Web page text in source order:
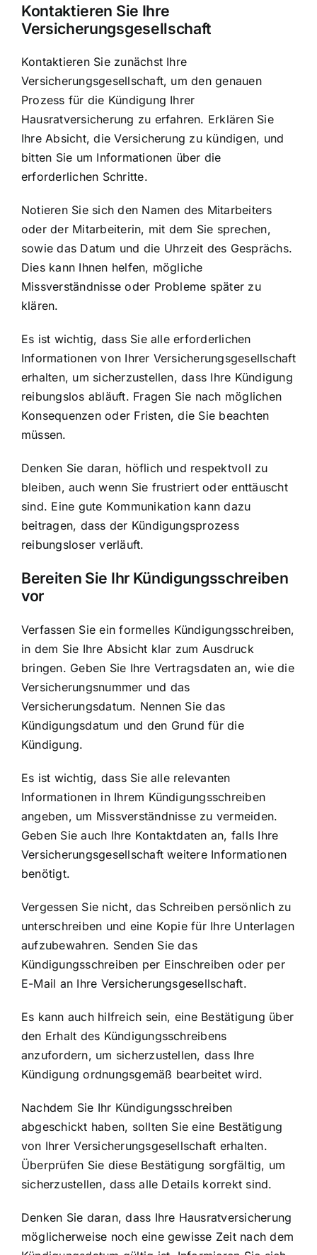
Kontaktieren Sie Ihre
Versicherungsgesellschaft
Kontaktieren Sie zunächst Ihre
Versicherungsgesellschaft, um den genauen
Prozess für die Kündigung Ihrer
Hausratversicherung zu erfahren. Erklären Sie
Ihre Absicht, die Versicherung zu kündigen, und
bitten Sie um Informationen über die
erforderlichen Schritte.
Notieren Sie sich den Namen des Mitarbeiters
oder der Mitarbeiterin, mit dem Sie sprechen,
sowie das Datum und die Uhrzeit des Gesprächs.
Dies kann Ihnen helfen, mögliche
Missverständnisse oder Probleme später zu
klären.
Es ist wichtig, dass Sie alle erforderlichen
Informationen von Ihrer Versicherungsgesellschaft
erhalten, um sicherzustellen, dass Ihre Kündigung
reibungslos abläuft. Fragen Sie nach möglichen
Konsequenzen oder Fristen, die Sie beachten
müssen.
Denken Sie daran, höflich und respektvoll zu
bleiben, auch wenn Sie frustriert oder enttäuscht
sind. Eine gute Kommunikation kann dazu
beitragen, dass der Kündigungsprozess
reibungsloser verläuft.
Bereiten Sie Ihr Kündigungsschreiben
vor
Verfassen Sie ein formelles Kündigungsschreiben,
in dem Sie Ihre Absicht klar zum Ausdruck
bringen. Geben Sie Ihre Vertragsdaten an, wie die
Versicherungsnummer und das
Versicherungsdatum. Nennen Sie das
Kündigungsdatum und den Grund für die
Kündigung.
Es ist wichtig, dass Sie alle relevanten
Informationen in Ihrem Kündigungsschreiben
angeben, um Missverständnisse zu vermeiden.
Geben Sie auch Ihre Kontaktdaten an, falls Ihre
Versicherungsgesellschaft weitere Informationen
benötigt.
Vergessen Sie nicht, das Schreiben persönlich zu
unterschreiben und eine Kopie für Ihre Unterlagen
aufzubewahren. Senden Sie das
Kündigungsschreiben per Einschreiben oder per
E-Mail an Ihre Versicherungsgesellschaft.
Es kann auch hilfreich sein, eine Bestätigung über
den Erhalt des Kündigungsschreibens
anzufordern, um sicherzustellen, dass Ihre
Kündigung ordnungsgemäß bearbeitet wird.
Nachdem Sie Ihr Kündigungsschreiben
abgeschickt haben, sollten Sie eine Bestätigung
von Ihrer Versicherungsgesellschaft erhalten.
Überprüfen Sie diese Bestätigung sorgfältig, um
sicherzustellen, dass alle Details korrekt sind.
Denken Sie daran, dass Ihre Hausratversicherung
möglicherweise noch eine gewisse Zeit nach dem